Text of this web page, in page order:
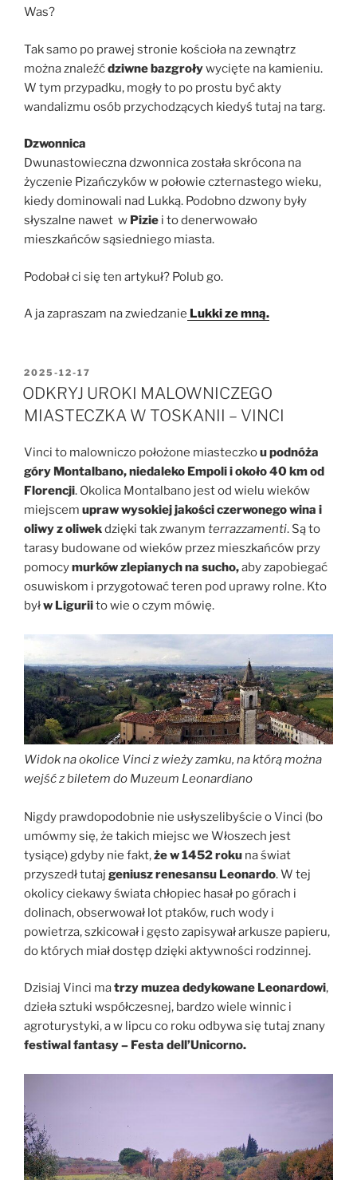
Was?
Tak samo po prawej stronie kościoła na zewnątrz
można znaleźćdziwne bazgroływycięte na kamieniu.
W tym przypadku, mogły to po prostu być akty
wandalizmu osób przychodzących kiedyś tutaj na targ.
Dzwonnica
Dwunastowieczna dzwonnica została skrócona na
życzenie Pizańczyków w połowie czternastego wieku,
kiedy dominowali nad Lukką. Podobno dzwony były
słyszalne nawet w Pizie i to denerwowało
mieszkańców sąsiedniego miasta.
Podobał ci się ten artykuł? Polub go.
A ja zapraszam na zwiedzanie Lukki ze mną.
OPUBLIKOWANE
W
2025-12-17
ODKRYJ UROKI MALOWNICZEGO
MIASTECZKA W TOSKANII – VINCI
Vinci to malowniczo położone miasteczkou podnóża
góry Montalbano, niedaleko Empoli i około 40 km od
Florencji. Okolica Montalbano jest od wielu wieków
miejscem upraw wysokiej jakości czerwonego wina i
oliwy z oliwekdzięki tak zwanym terrazzamenti. Są to
tarasy budowane od wieków przez mieszkańców przy
pomocymurków zlepianych na sucho,aby zapobiegać
osuwiskom i przygotować teren pod uprawy rolne. Kto
byłw Liguriito wie o czym mówię.
Widok na okolice Vinci z wieży zamku, na którą można
wejść z biletem do Muzeum Leonardiano
Nigdy prawdopodobnie nie usłyszelibyście o Vinci (bo
umówmy się, że takich miejsc we Włoszech jest
tysiące) gdyby nie fakt,że w 1452 roku na świat
przyszedł tutaj geniusz renesansu Leonardo. W tej
okolicy ciekawy świata chłopiec hasał po górach i
dolinach, obserwował lot ptaków, ruch wody i
powietrza, szkicował i gęsto zapisywał arkusze papieru,
do których miał dostęp dzięki aktywności rodzinnej.
Dzisiaj Vinci matrzy muzea dedykowane Leonardowi,
dzieła sztuki współczesnej, bardzo wiele winnic i
agroturystyki, a w lipcu co roku odbywa się tutaj znany
festiwal fantasy – Festa dell’Unicorno.